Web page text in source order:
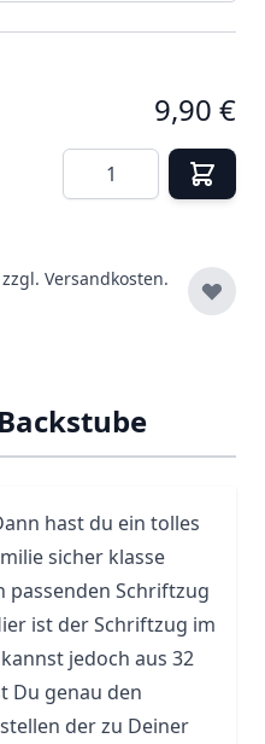
9,90 €
Menge
Versandkosten.
hast du ein tolles
sicher klasse
passenden Schriftzug
ist der Schriftzug im
jedoch aus 32
Du genau den
der zu Deiner